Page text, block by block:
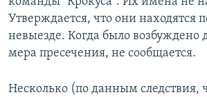
Утверждается, что они находятся
невыезде. Когда было возбуждено
мера пресечения, не сообщается.
Несколько (по данным следствия,